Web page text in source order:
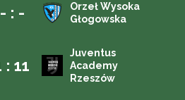
- : -
Orzeł Wysoka
Głogowska
: 11
Juventus
Academy
Rzeszów